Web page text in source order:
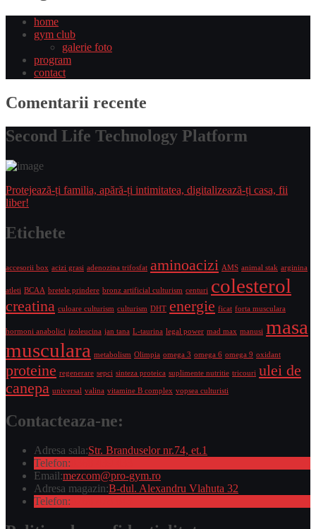
home
gym club
galerie foto
program
contact
Comentarii recente
Second Life Technology Platform
Protejează-ți familia, apără-ți intimitatea, digitalizează-ți casa, fii
liber!
Etichete
accesorii box acizi grasi adenozina trifosfat aminoacizi AMS animal stak arginina
atleti BCAA bretele prindere bronz artificial culturism centuri colesterol
creatina culoare culturism culturism DHT energie ficat forta musculara
hormoni anabolici izoleucina jan tana L-taurina legal power mad max manusi masa
musculara metabolism Olimpia omega 3 omega 6 omega 9 oxidant
proteine regenerare sepci sinteza proteica suplimente nutritie tricouri ulei de
canepa universal valina vitamine B complex vopsea culturisti
Contacteaza-ne:
Adresa sala:Str. Branduselor nr.74, et.1
Telefon:
Email:mezcom@pro-gym.ro
Adresa magazin:B-dul. Alexandru Vlahuta 32
Telefon: